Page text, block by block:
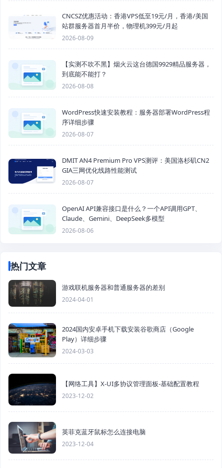
CNCSZ优惠活动：香港VPS低至19元/月，香港/美国
站群服务器首月半价，物理机399元/月起
2026-08-09
【实测不吹不黑】烟火云这台德国9929精品服务器，
到底能不能打？
2026-08-08
WordPress快速安装教程：服务器部署WordPress程
序详细步骤
2026-08-07
DMIT AN4 Premium Pro VPS测评：美国洛杉矶CN2
GIA三网优化线路性能测试
2026-08-07
OpenAI API兼容接口是什么？一个API调用GPT、
Claude、Gemini、DeepSeek多模型
2026-08-06
热门文章
游戏联机服务器和普通服务器的差别
2024-04-01
2024国内安卓手机下载安装谷歌商店（Google
Play）详细步骤
2024-03-03
【网络工具】X-UI多协议管理面板-基础配置教程
2023-12-02
英菲克蓝牙鼠标怎么连接电脑
2023-12-04